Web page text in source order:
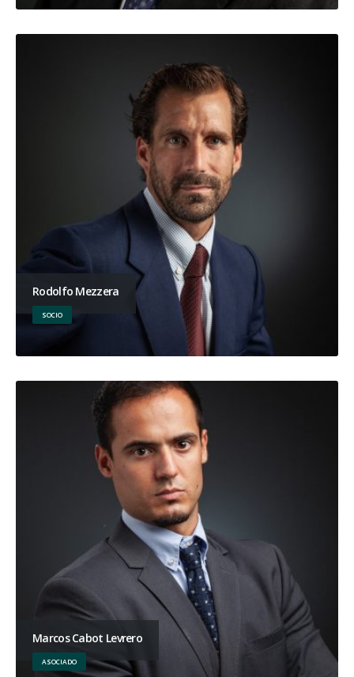
Rodolfo Mezzera
SOCIO
Marcos Cabot Levrero
ASOCIADO